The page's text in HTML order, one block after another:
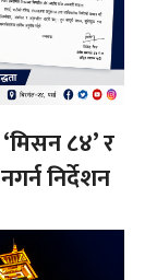
८४’ र
निर्देशन